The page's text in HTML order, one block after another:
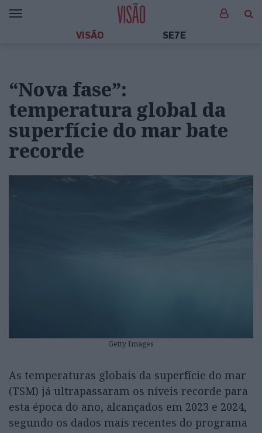
VISÃO SE7E
“Nova fase”:
temperatura global da
superfície do mar bate
recorde
Getty Images
As temperaturas globais da superfície do mar
(TSM) já ultrapassaram os níveis recorde para
esta época do ano, alcançados em 2023 e 2024,
segundo os dados mais recentes do programa